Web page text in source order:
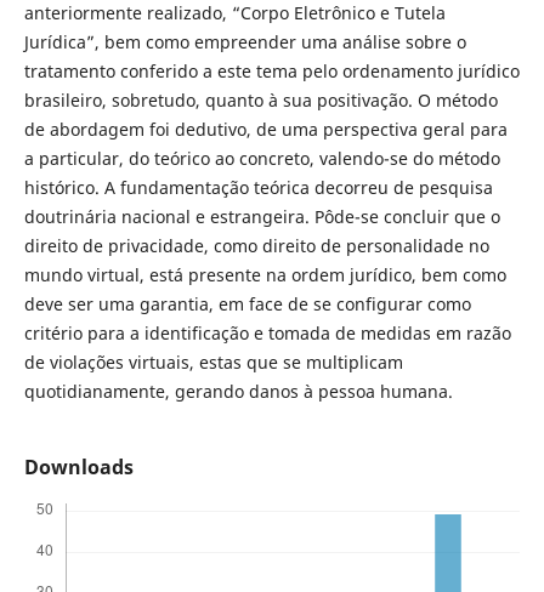
anteriormente realizado, “Corpo Eletrônico e Tutela
Jurídica”, bem como empreender uma análise sobre o
tratamento conferido a este tema pelo ordenamento jurídico
brasileiro, sobretudo, quanto à sua positivação. O método
de abordagem foi dedutivo, de uma perspectiva geral para
a particular, do teórico ao concreto, valendo-se do método
histórico. A fundamentação teórica decorreu de pesquisa
doutrinária nacional e estrangeira. Pôde-se concluir que o
direito de privacidade, como direito de personalidade no
mundo virtual, está presente na ordem jurídico, bem como
deve ser uma garantia, em face de se configurar como
critério para a identificação e tomada de medidas em razão
de violações virtuais, estas que se multiplicam
quotidianamente, gerando danos à pessoa humana.
Downloads